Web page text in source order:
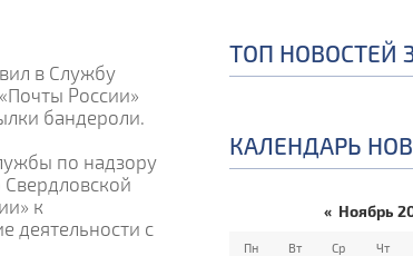
в Службу
России»
бандероли.
по надзору
к
деятельности с
ТОП НОВОСТЕЙ
КАЛЕНДАРЬ
« Ноябрь
Пн Вт Ср Чт